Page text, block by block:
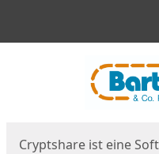
Cryptshare ist eine